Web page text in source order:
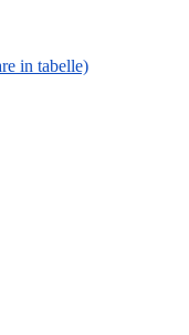
in tabelle)